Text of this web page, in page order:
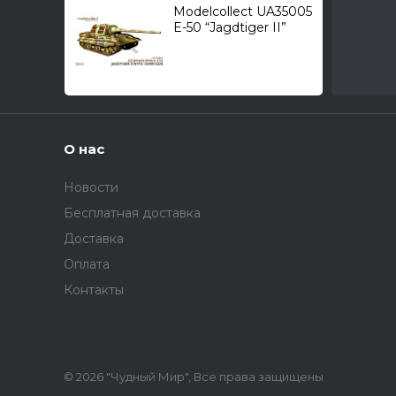
Modelcollect UA35005
E-50 “Jagdtiger II”
О нас
Новости
Бесплатная доставка
Доставка
Оплата
Контакты
© 2026 "Чудный Мир", Все права защищены